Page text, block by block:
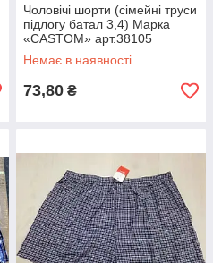
Чоловічі шорти (сімейні труси
підлогу батал 3,4) Марка
«CASTOM» арт.38105
Немає в наявності
73,80 ₴